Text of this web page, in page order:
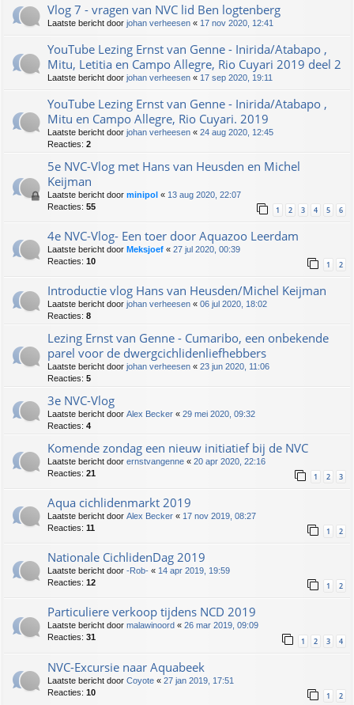
Vlog 7 - vragen van NVC lid Ben logtenberg
Laatste bericht door johan verheesen « 17 nov 2020, 12:41
YouTube Lezing Ernst van Genne - Inirida/Atabapo ,
Mitu, Letitia en Campo Allegre, Rio Cuyari 2019 deel 2
Laatste bericht door johan verheesen « 17 sep 2020, 19:11
YouTube Lezing Ernst van Genne - Inirida/Atabapo ,
Mitu en Campo Allegre, Rio Cuyari. 2019
Laatste bericht door johan verheesen « 24 aug 2020, 12:45
Reacties: 2
5e NVC-Vlog met Hans van Heusden en Michel
Keijman
Laatste bericht door minipol « 13 aug 2020, 22:07
Reacties: 55 1 2 3 4 5 6
4e NVC-Vlog- Een toer door Aquazoo Leerdam
Laatste bericht door Meksjoef « 27 jul 2020, 00:39
Reacties: 10 1 2
Introductie vlog Hans van Heusden/Michel Keijman
Laatste bericht door johan verheesen « 06 jul 2020, 18:02
Reacties: 8
Lezing Ernst van Genne - Cumaribo, een onbekende
parel voor de dwergcichlidenliefhebbers
Laatste bericht door johan verheesen « 23 jun 2020, 11:06
Reacties: 5
3e NVC-Vlog
Laatste bericht door Alex Becker « 29 mei 2020, 09:32
Reacties: 4
Komende zondag een nieuw initiatief bij de NVC
Laatste bericht door ernstvangenne « 20 apr 2020, 22:16
Reacties: 21 1 2 3
Aqua cichlidenmarkt 2019
Laatste bericht door Alex Becker « 17 nov 2019, 08:27
Reacties: 11 1 2
Nationale CichlidenDag 2019
Laatste bericht door -Rob- « 14 apr 2019, 19:59
Reacties: 12 1 2
Particuliere verkoop tijdens NCD 2019
Laatste bericht door malawinoord « 26 mar 2019, 09:09
Reacties: 31 1 2 3 4
NVC-Excursie naar Aquabeek
Laatste bericht door Coyote « 27 jan 2019, 17:51
Reacties: 10 1 2